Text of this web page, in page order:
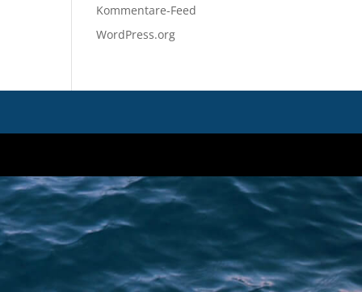
Kommentare-Feed
WordPress.org